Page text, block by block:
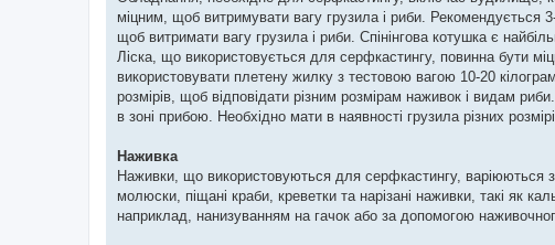
я
міцним, щоб витримувати вагу грузила і риби.
щоб витримати вагу грузила і риби. Спінінгова котушка є
Ліска, що використовується для серфкастингу, повинна бути
використовувати плетену жилку з тестовою вагою 10-20
розмірів, щоб відповідати різним розмірам наживок і видам
в зоні прибою. Необхідно мати в наявності грузила різних
Наживка
Наживки, що використовуються для серфкастингу,
молюски, піщані краби, креветки та нарізані наживки, такі як
наприклад, нанизуванням на гачок або за допомогою